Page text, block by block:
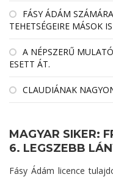
FÁSY ÁDÁM
TEHETSÉGEIRE MÁSOK
A NÉPSZERŰ
ESETT ÁT.
CLAUDIÁNAK
MAGYAR SIKER:
6. LEGSZEBB
Fásy Ádám licence